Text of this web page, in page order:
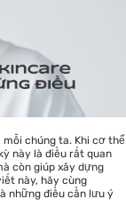
chúng ta. Khi cơ thể
này là điều rất quan
còn giúp xây dựng
này, hãy cùng
những điều cần lưu ý